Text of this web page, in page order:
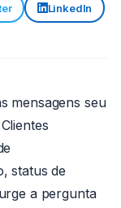
LinkedIn
mensagens seu
status de
a pergunta